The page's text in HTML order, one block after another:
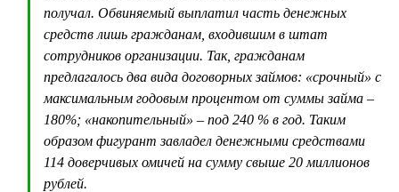
получал. Обвиняемый выплатил часть денежных
средств лишь гражданам, входившим в штат
сотрудников организации. Так, гражданам
предлагалось два вида договорных займов: «срочный» с
максимальным годовым процентом от суммы займа –
180%; «накопительный» – под 240 % в год. Таким
образом фигурант завладел денежными средствами
114 доверчивых омичей на сумму свыше 20 миллионов
рублей.